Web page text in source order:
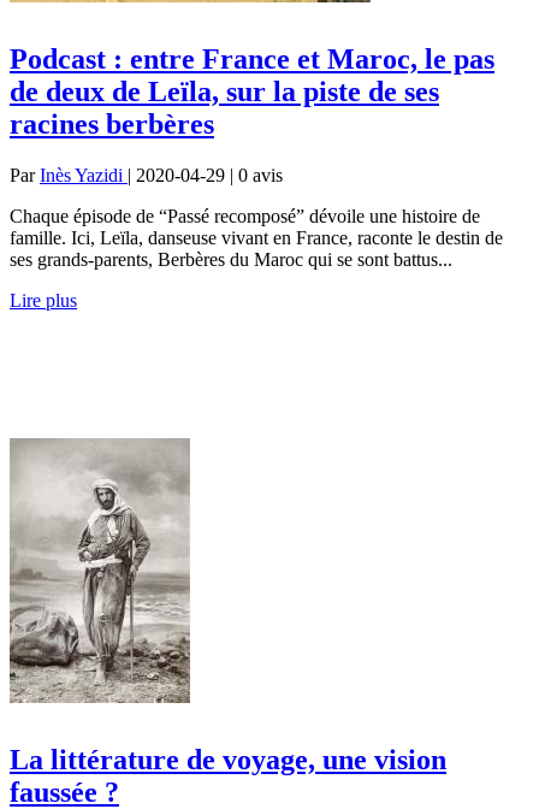
Podcast : entre France et Maroc, le pas
de deux de Leïla, sur la piste de ses
racines berbères
ParInès Yazidi | 2020-04-29 | 0 avis
Chaque épisode de “Passé recomposé” dévoile une histoire de
famille. Ici, Leïla, danseuse vivant en France, raconte le destin de
ses grands-parents, Berbères du Maroc qui se sont battus...
Lire plus
La littérature de voyage, une vision
faussée ?